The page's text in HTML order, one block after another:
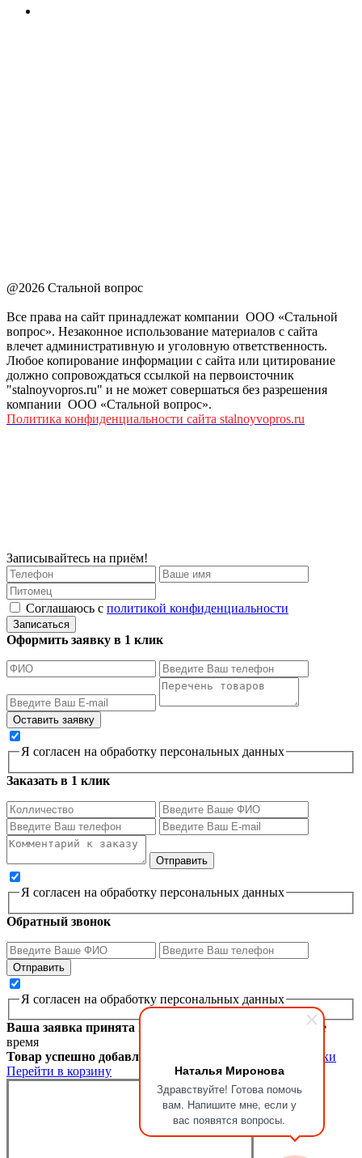
Наталья Миронова
Здравствуйте! Готова помочь
вам. Напишите мне, если у
вас появятся вопросы.
@2026 Стальной вопрос
Все права на сайт принадлежат компании ООО «Стальной
вопрос». Незаконное использование материалов с сайта
влечет административную и уголовную ответственность.
Любое копирование информации с сайта или цитирование
должно сопровождаться ссылкой на первоисточник
"stalnoyvopros.ru" и не может совершаться без разрешения
компании ООО «Стальной вопрос».
Политика конфиденциальности сайта stalnoyvopros.ru
Записывайтесь на приём!
Соглашаюсь с политикой конфиденциальности
Записаться
Оформить заявку в 1 клик
Я согласен на обработку персональных данных
Заказать в 1 клик
Я согласен на обработку персональных данных
Обратный звонок
Я согласен на обработку персональных данных
Ваша заявка принята Мы перезвоним вам в ближайшее
время
Товар успешно добавлен в корзину
Продолжить покупки
Перейти в корзину